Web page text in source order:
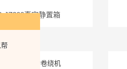
JZ300真空静置箱